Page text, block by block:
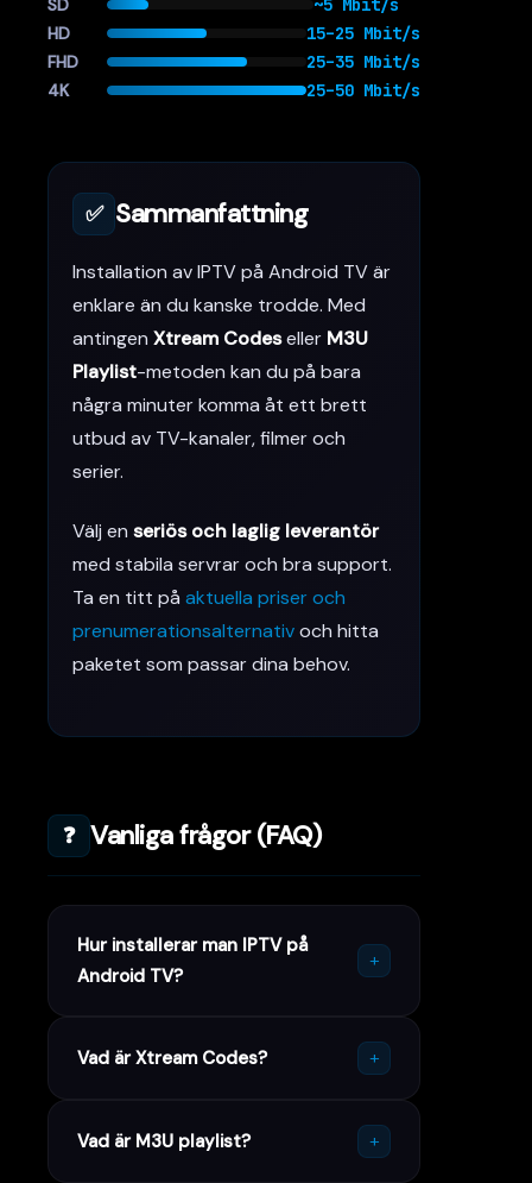
SD
~5 Mbit/s
HD
15–25 Mbit/s
FHD
25–35 Mbit/s
4K
25–50 Mbit/s
✅ Sammanfattning
Installation av IPTV på Android TV är
enklare än du kanske trodde. Med
antingen Xtream Codeseller M3U
Playlist-metoden kan du på bara
några minuter komma åt ett brett
utbud av TV-kanaler, filmer och
serier.
Välj en seriös och laglig leverantör
med stabila servrar och bra support.
Ta en titt på aktuella priser och
prenumerationsalternativoch hitta
paketet som passar dina behov.
❓ Vanliga frågor (FAQ)
Hur installerar man IPTV på
Android TV?
+
Vad är Xtream Codes? +
Vad är M3U playlist? +